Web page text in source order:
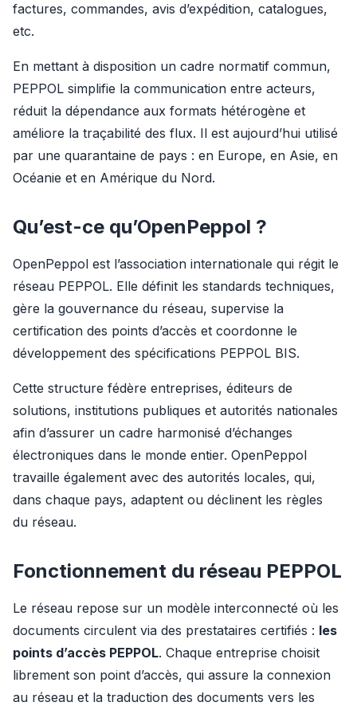
factures, commandes, avis d’expédition, catalogues,
etc.
En mettant à disposition un cadre normatif commun,
PEPPOL simplifie la communication entre acteurs,
réduit la dépendance aux formats hétérogène et
améliore la traçabilité des flux. Il est aujourd’hui utilisé
par une quarantaine de pays : en Europe, en Asie, en
Océanie et en Amérique du Nord.
Qu’est-ce qu’OpenPeppol ?
OpenPeppol est l’association internationale qui régit le
réseau PEPPOL. Elle définit les standards techniques,
gère la gouvernance du réseau, supervise la
certification des points d’accès et coordonne le
développement des spécifications PEPPOL BIS.
Cette structure fédère entreprises, éditeurs de
solutions, institutions publiques et autorités nationales
afin d’assurer un cadre harmonisé d’échanges
électroniques dans le monde entier. OpenPeppol
travaille également avec des autorités locales, qui,
dans chaque pays, adaptent ou déclinent les règles
du réseau.
Fonctionnement du réseau PEPPOL
Le réseau repose sur un modèle interconnecté où les
documents circulent via des prestataires certifiés : les
points d’accès PEPPOL. Chaque entreprise choisit
librement son point d’accès, qui assure la connexion
au réseau et la traduction des documents vers les